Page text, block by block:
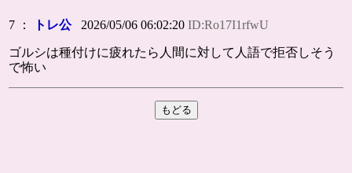
7 ： トレ公2026/05/06 06:02:20ID:Ro17I1rfwU
ゴルシは種付けに疲れたら人間に対して人語で拒否しそう
で怖い